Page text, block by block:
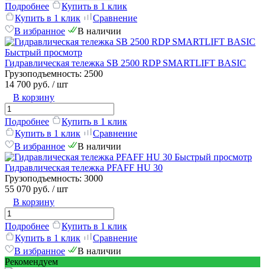
Подробнее
Купить в 1 клик
Купить в 1 клик
Сравнение
В избранное
В наличии
Быстрый просмотр
Гидравлическая тележка SB 2500 RDP SMARTLIFT BASIC
Грузоподъемность: 2500
14 700 руб. / шт
В корзину
Подробнее
Купить в 1 клик
Купить в 1 клик
Сравнение
В избранное
В наличии
Быстрый просмотр
Гидравлическая тележка PFAFF HU 30
Грузоподъемность: 3000
55 070 руб. / шт
В корзину
Подробнее
Купить в 1 клик
Купить в 1 клик
Сравнение
В избранное
В наличии
Рекомендуем